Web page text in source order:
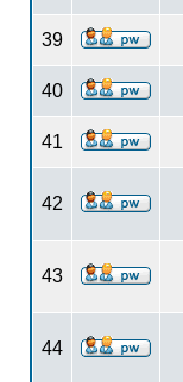
39
40
41
42
43
44